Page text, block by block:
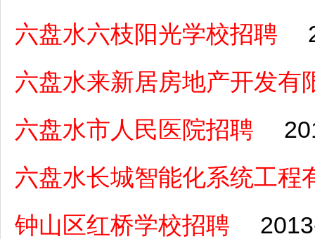
六盘水六枝阳光学校招聘
六盘水来新居房地产开发有
六盘水市人民医院招聘
六盘水长城智能化系统工程
钟山区红桥学校招聘